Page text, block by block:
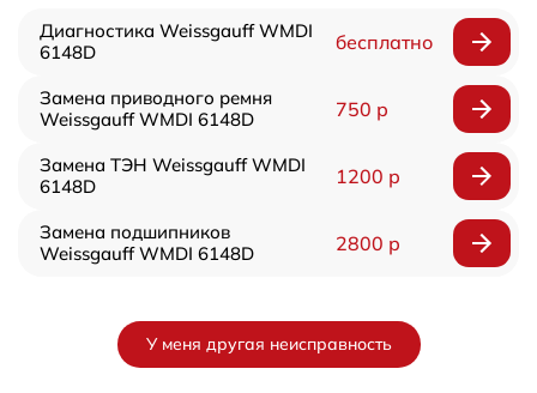
Диагностика Weissgauff WMDI
6148D
бесплатно
Замена приводного ремня
Weissgauff WMDI 6148D
750 р
Замена ТЭН Weissgauff WMDI
6148D
1200 р
Замена подшипников
Weissgauff WMDI 6148D
2800 р
У меня другая неисправность